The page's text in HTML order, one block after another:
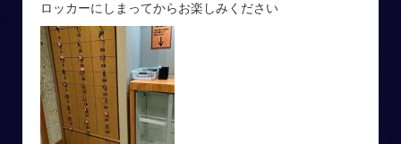
ロッカーにしまってからお楽しみください